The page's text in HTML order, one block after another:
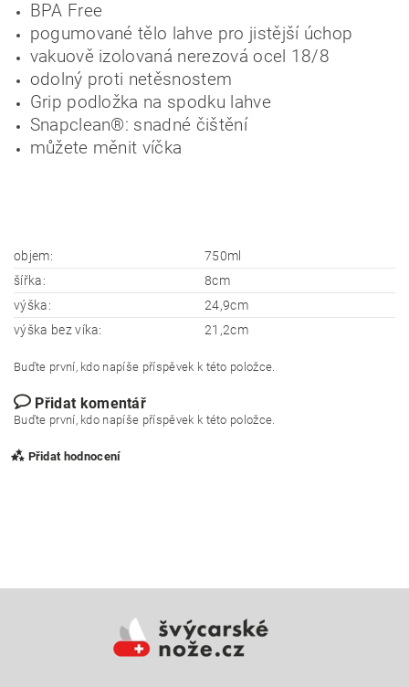
BPA Free
pogumované tělo lahve pro jistější úchop
vakuově izolovaná nerezová ocel 18/8
odolný proti netěsnostem
Grip podložka na spodku lahve
Snapclean®: snadné čištění
můžete měnit víčka
objem:
750ml
šířka:
8cm
výška:
24,9cm
výška bez víka:
21,2cm
Buďte první, kdo napíše příspěvek k této položce.
Přidat komentář
Buďte první, kdo napíše příspěvek k této položce.
Přidat hodnocení